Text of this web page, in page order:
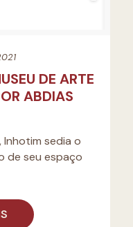
DE ARTE
ABDIAS
Inhotim sedia o
de seu espaço